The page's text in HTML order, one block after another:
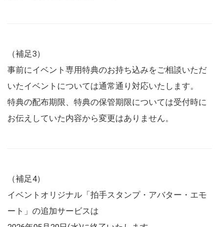
（補足3）
事前にイベント専用特典のお持ち込みをご相談いただ
いたイベントについては通常通り対応いたします。
特典の配布期限、特典の保管期限については受付時に
お伝えしていた内容から変更はありません。
（補足4）
イベントオリジナル「拍手スタンプ・アバター・エモ
ート」の追加サービスは